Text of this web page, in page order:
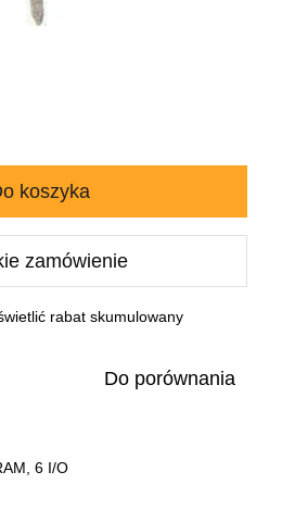
koszyka
zamówienie
rabat skumulowany
Do porównania
6 I/O